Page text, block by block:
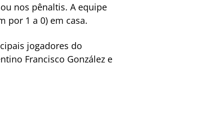
nos pênaltis. A equipe
por 1 a 0) em casa.
jogadores do
Francisco González e